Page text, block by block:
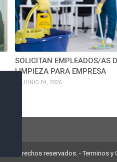
SOLICITAN EMPLEADOS/AS
LIMPIEZA PARA EMPRESA
JUNIO 04, 2026
los derechos reservados. - Terminos y